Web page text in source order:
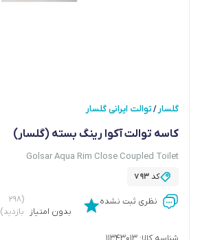
گلسار /توالت ایرانی گلسار
کاسه توالت آکوا رینگ بسته (گلسار)
Golsar Aqua Rim Close Coupled Toilet
کد793
نظری ثبت نشده
بدون امتیاز
(۲۹۸
بازدید)